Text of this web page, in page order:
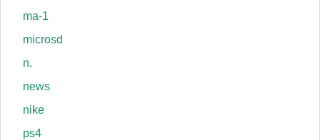
ma-1
microsd
n.
news
nike
ps4